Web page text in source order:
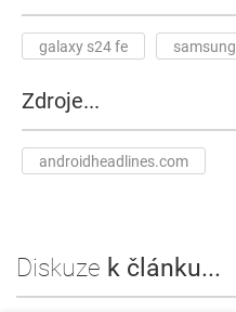
galaxy s24 fe samsung
Zdroje...
androidheadlines.com
Diskuze k článku...